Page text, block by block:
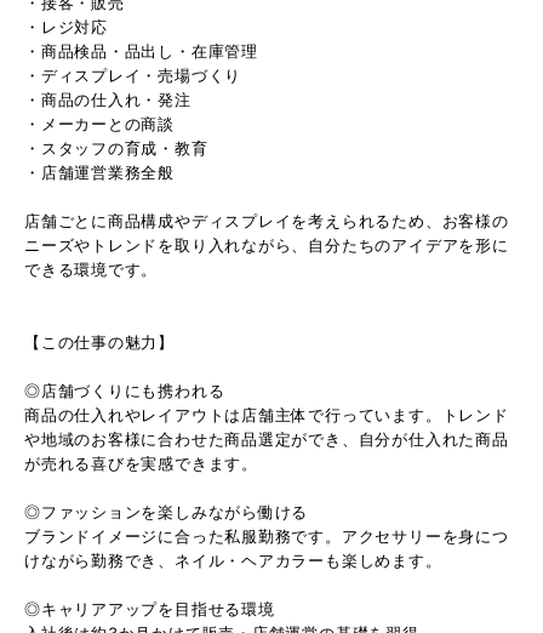
・レジ対応
・商品検品・品出し・在庫管理
・ディスプレイ・売場づくり
・商品の仕入れ・発注
・メーカーとの商談
・スタッフの育成・教育
・店舗運営業務全般
店舗ごとに商品構成やディスプレイを考えられるため、お客様の
ニーズやトレンドを取り入れながら、自分たちのアイデアを形に
できる環境です。
【この仕事の魅力】
◎店舗づくりにも携われる
商品の仕入れやレイアウトは店舗主体で行っています。トレンド
や地域のお客様に合わせた商品選定ができ、自分が仕入れた商品
が売れる喜びを実感できます。
◎ファッションを楽しみながら働ける
ブランドイメージに合った私服勤務です。アクセサリーを身につ
けながら勤務でき、ネイル・ヘアカラーも楽しめます。
◎キャリアアップを目指せる環境